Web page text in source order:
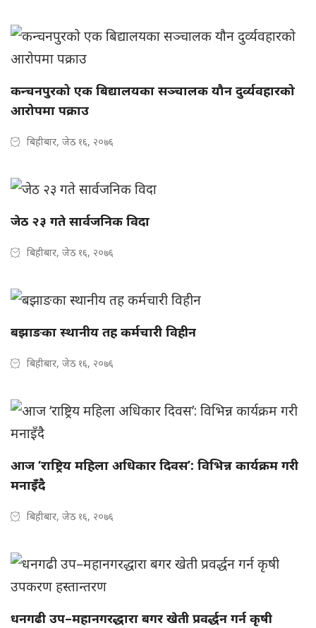
कन्चनपुरको एक बिद्यालयका सञ्चालक यौन दुर्व्यवहारको
आरोपमा पक्राउ
बिहीबार, जेठ १६, २०७६
जेठ २३ गते सार्वजनिक विदा
बिहीबार, जेठ १६, २०७६
बझाङका स्थानीय तह कर्मचारी विहीन
बिहीबार, जेठ १६, २०७६
आज ‘राष्ट्रिय महिला अधिकार दिवस’: विभिन्न कार्यक्रम गरी
मनाइँदै
बिहीबार, जेठ १६, २०७६
धनगढी उप–महानगरद्धारा बगर खेती प्रवर्द्धन गर्न कृषी